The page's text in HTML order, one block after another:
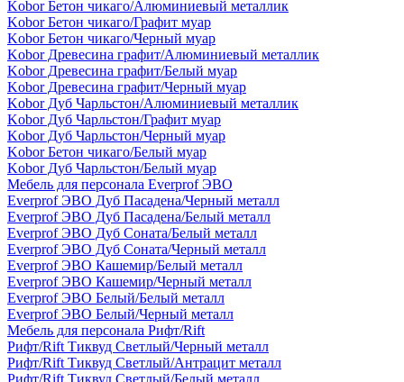
Kobor Бетон чикаго/Алюминиевый металлик
Kobor Бетон чикаго/Графит муар
Kobor Бетон чикаго/Черный муар
Kobor Древесина графит/Алюминиевый металлик
Kobor Древесина графит/Белый муар
Kobor Древесина графит/Черный муар
Kobor Дуб Чарльстон/Алюминиевый металлик
Kobor Дуб Чарльстон/Графит муар
Kobor Дуб Чарльстон/Черный муар
Kobor Бетон чикаго/Белый муар
Kobor Дуб Чарльстон/Белый муар
Мебель для персонала Everprof ЭВО
Everprof ЭВО Дуб Пасадена/Черный металл
Everprof ЭВО Дуб Пасадена/Белый металл
Everprof ЭВО Дуб Соната/Белый металл
Everprof ЭВО Дуб Соната/Черный металл
Everprof ЭВО Кашемир/Белый металл
Everprof ЭВО Кашемир/Черный металл
Everprof ЭВО Белый/Белый металл
Everprof ЭВО Белый/Черный металл
Мебель для персонала Рифт/Rift
Рифт/Rift Тиквуд Светлый/Черный металл
Рифт/Rift Тиквуд Светлый/Антрацит металл
Рифт/Rift Тиквуд Светлый/Белый металл